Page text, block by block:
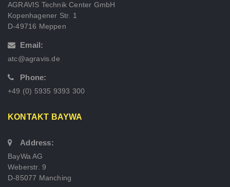
AGRAVIS Technik Center GmbH
Kopenhagener Str. 1
D-49716 Meppen
Email:
atc@agravis.de
Phone:
+49 (0) 5935 9393 300
KONTAKT BAYWA
Address:
BayWa AG
Weberstr. 9
D-85077 Manching